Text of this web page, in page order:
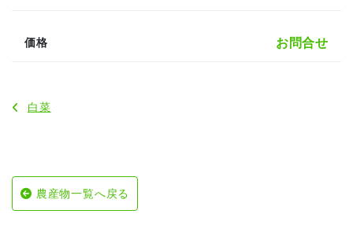
価格 お問合せ
白菜
農産物一覧へ戻る